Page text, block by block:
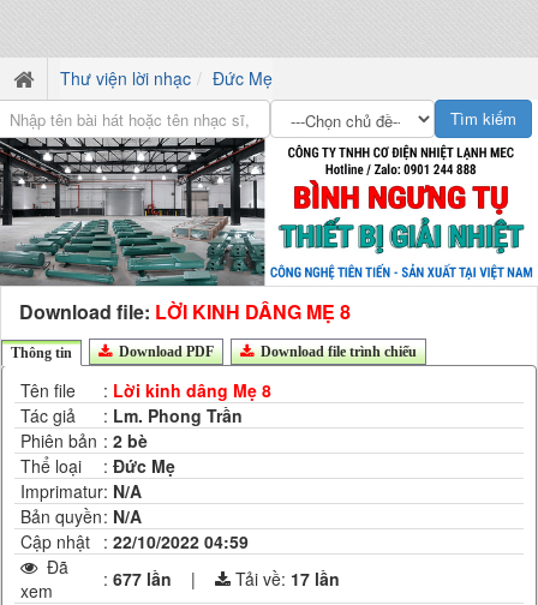
Thư viện lời nhạc Đức Mẹ
Download file: LỜI KINH DÂNG MẸ 8
Thông tin Download PDF Download file trình chiếu
Tên file : Lời kinh dâng Mẹ 8
Tác giả
: Lm. Phong Trần
Phiên bản : 2 bè
Thể loại
: Đức Mẹ
Imprimatur: N/A
Bản quyền: N/A
Cập nhật : 22/10/2022 04:59
Đã
xem
: 677 lần | Tải về: 17 lần